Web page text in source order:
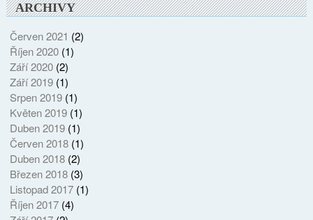
ARCHIVY
Červen 2021 (2)
Říjen 2020(1)
Září 2020(2)
Září 2019(1)
Srpen 2019(1)
Květen 2019(1)
Duben 2019(1)
Červen 2018(1)
Duben 2018(2)
Březen 2018(3)
Listopad 2017(1)
Říjen 2017(4)